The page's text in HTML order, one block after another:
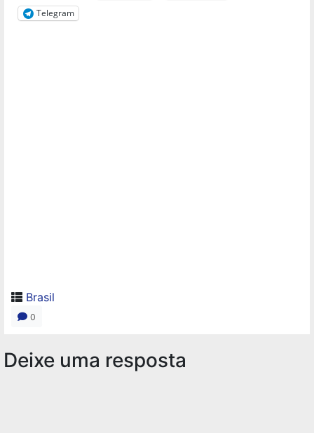
Telegram
Brasil
0
Deixe uma resposta